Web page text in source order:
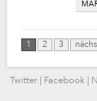
1 2 3
Twitter Facebook